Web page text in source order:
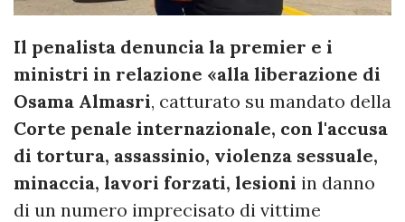
Il penalista denuncia la premier e i
ministri in relazione «alla liberazione di
Osama Almasri, catturato su mandato della
Corte penale internazionale, con l'accusa
di tortura, assassinio, violenza sessuale,
minaccia, lavori forzati, lesioni in danno
di un numero imprecisato di vittime